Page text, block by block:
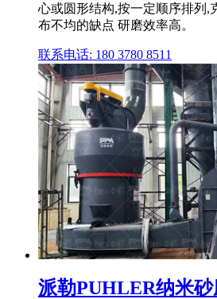
心或圆形结构,按一定顺序排列,
布不均的缺点 研磨效率高。
联系电话: 180 3780 8511
派勒PUHLER纳米